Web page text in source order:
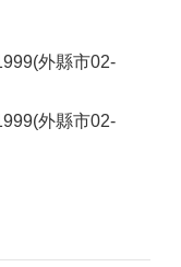
外縣市02-
市02-